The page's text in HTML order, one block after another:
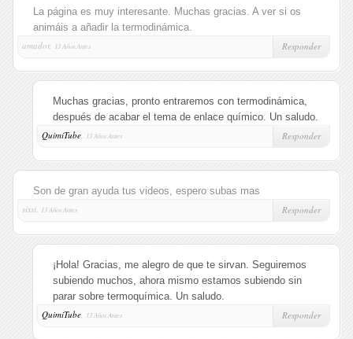
La página es muy interesante. Muchas gracias. A ver si os
animáis a añadir la termodinámica.
amador, 13 Años Antes Responder
Muchas gracias, pronto entraremos con termodinámica,
después de acabar el tema de enlace químico. Un saludo.
QuimiTube, 13 Años Antes Responder
Son de gran ayuda tus videos, espero subas mas
sissi,
13 Años Antes Responder
¡Hola! Gracias, me alegro de que te sirvan. Seguiremos
subiendo muchos, ahora mismo estamos subiendo sin
parar sobre termoquímica. Un saludo.
QuimiTube, 13 Años Antes Responder